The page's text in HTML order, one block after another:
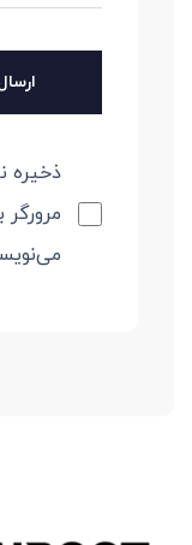
ذخیره
مرورگر